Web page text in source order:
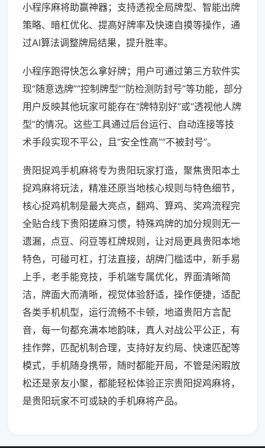
小程序麻将助赢神器；支持透视全局牌型、智能出牌
策略、暗杠优化、提高好牌率及快速自摸等操作，通
过AI算法调整牌局结果，提升胜率。
小程序跑得快怎么拿好牌；用户可通过第三方软件实
现“随意选牌”“控制牌型”“防检测防封号”等功能，部分
用户反映其他玩家可能存在“牌特别好”或“透视他人牌
型”的情况。这些工具通过后台运行、自动连接等技
术手段实现不平公，且“安全性高”“不被封号”。
贵阳捉鸡手机麻将专为贵阳玩家打造，聚焦贵阳本土
捉鸡麻将玩法，精准还原当地核心规则与特色细节，
核心捉鸡机制是最大亮点，翻鸡、算鸡、奖鸡流程完
全贴合线下贵阳搓麻习惯，特殊鸡牌的加分规则无一
遗漏，点豆、闷豆等杠牌规则，让对局更具贵阳本地
特色，可碰可杠，打法直接，胡牌门槛适中，新手易
上手，老手能竞技，手机端专属优化，界面清晰简
洁，牌面大而清晰，视觉体验舒适，操作便捷，适配
各类手机机型，运行流畅不卡顿，地道贵阳方言配
音，每一句都充满本地韵味，真人对战公平公正，有
挂作弊，匹配机制合理，支持好友约局、快速匹配等
模式，手机随身携带，随时都能开局，不管是闲暇放
松还是亲友小聚，都能轻松体验正宗贵阳捉鸡麻将，
是贵阳玩家不可或缺的手机麻将产品。